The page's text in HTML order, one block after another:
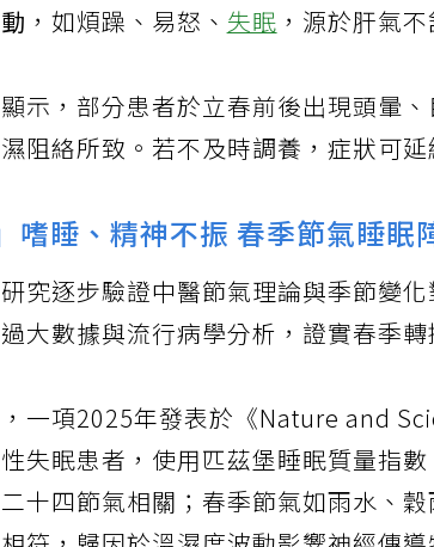
，如煩躁、易怒、失眠 ，源於肝氣不
示，部分患者於立春前後出現頭暈
阻絡所致。若不及時調養，症狀可
嗜睡、精神不振 春季節氣睡眠
究逐步驗證中醫節氣理論與季節變
大數據與流行病學分析，證實春季轉
，一項2025年發表於《Nature and
失眠患者，使用匹茲堡睡眠質量指
十四節氣相關；春季節氣如雨水、